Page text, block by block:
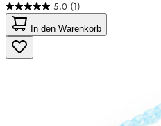
5.0 (1)
5.0
von
5
Sternen.
1
In den Warenkorb